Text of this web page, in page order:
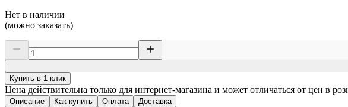
Нет в наличии
(можно заказать)
Купить в 1 клик
Цена действительна только для интернет-магазина и может отличаться от цен в
Описание Как купить Оплата Доставка